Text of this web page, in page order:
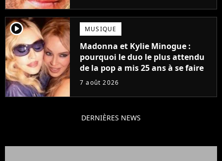
player2 MUSIQUE
Madonna et Kylie Minogue :
pourquoi le duo le plus attendu
de la pop a mis 25 ans à se faire
7 août 2026
DERNIÈRES NEWS